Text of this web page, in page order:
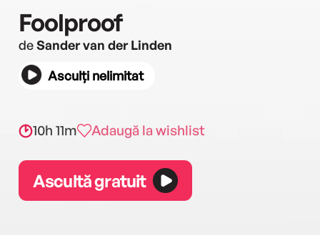
Foolproof
deSander van der Linden
Asculți nelimitat
10h 11m Adaugă la wishlist
Ascultă gratuit